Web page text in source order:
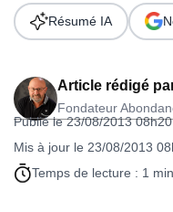
Article rédigé
Fondateur
Publié le 23/08/2013 08h20
Mis à jour le 23/08/2013
Temps de lecture : 1
Résumé IA